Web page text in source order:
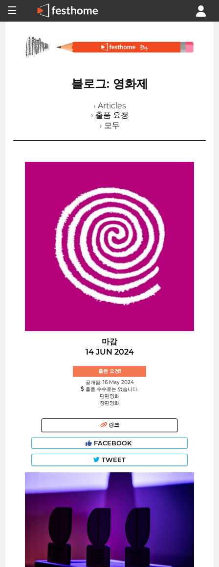
블로그: 영화제
› Articles
› 출품 요청
› 모두
마감
14 JUN 2024
출품 요청!
공개됨: 16 May 2024
출품 수수료는 없습니다.
단편영화
장편영화
링크
FACEBOOK
TWEET